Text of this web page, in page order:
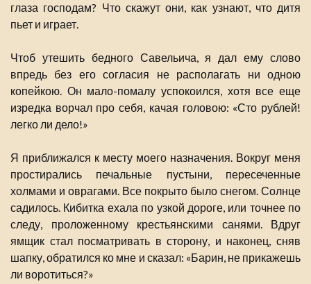
глаза господам? Что скажут они, как узнают, что дитя
пьет и играет.
Чтоб утешить бедного Савельича, я дал ему слово
впредь без его согласия не располагать ни одною
копейкою. Он мало-помалу успокоился, хотя все еще
изредка ворчал про себя, качая головою: «Сто рублей!
легко ли дело!»
Я приближался к месту моего назначения. Вокруг меня
простирались печальные пустыни, пересеченные
холмами и оврагами. Все покрыто было снегом. Солнце
садилось. Кибитка ехала по узкой дороге, или точнее по
следу, проложенному крестьянскими санями. Вдруг
ямщик стал посматривать в сторону, и наконец, сняв
шапку, обратился ко мне и сказал: «Барин, не прикажешь
ли воротиться?»